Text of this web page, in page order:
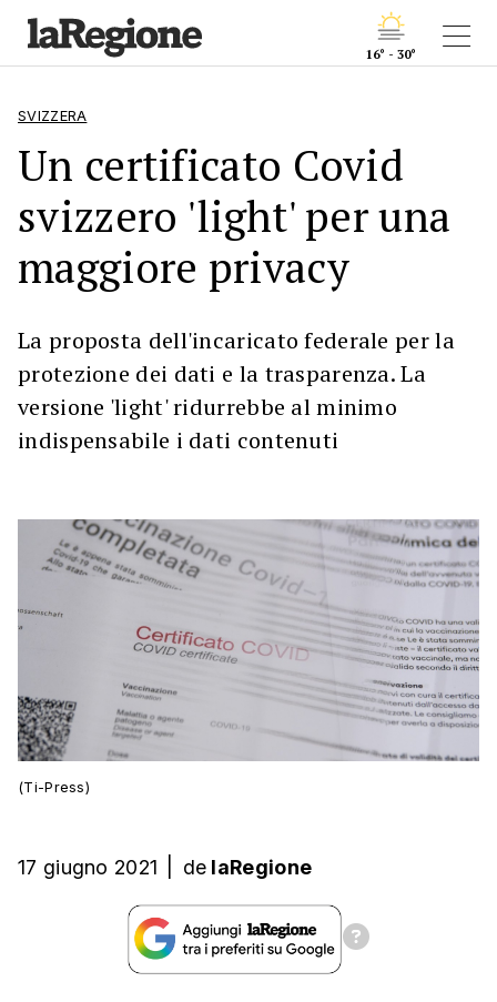
16° - 30°
SVIZZERA
Un certificato Covid
svizzero 'light' per una
maggiore privacy
La proposta dell'incaricato federale per la
protezione dei dati e la trasparenza. La
versione 'light' ridurrebbe al minimo
indispensabile i dati contenuti
(Ti-Press)
17 giugno 2021 de laRegione